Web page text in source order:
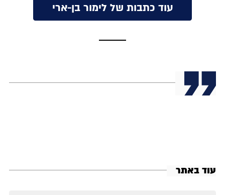
עוד כתבות של לימור בן-ארי
עוד באתר